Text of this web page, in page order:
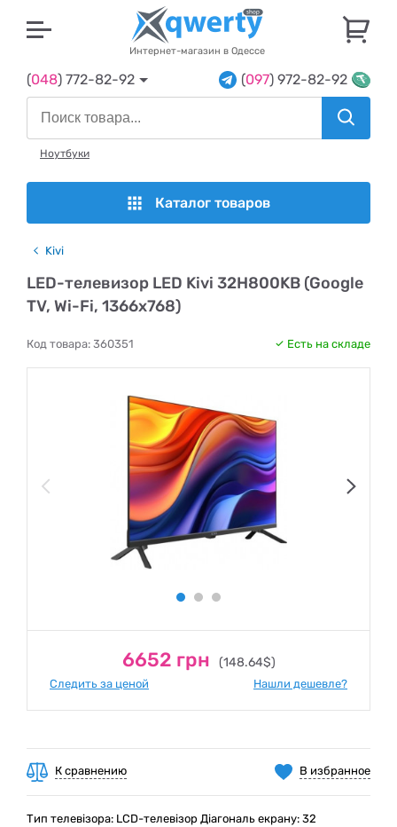
Интернет-магазин в Одессе
(048) 772-82-92 (097) 972-82-92
Ноутбуки
Каталог товаров
Kivi
LED-телевизор LED Kivi 32H800KB (Google
TV, Wi-Fi, 1366x768)
Код товара: 360351 Есть на складе
6652 грн (148.64$)
Следить за ценой Нашли дешевле?
В избранное
К сравнению
Тип телевізора: LCD-телевізор Діагональ екрану: 32